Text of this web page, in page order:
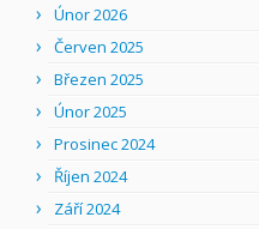
Únor 2026
Červen 2025
Březen 2025
Únor 2025
Prosinec 2024
Říjen 2024
Září 2024